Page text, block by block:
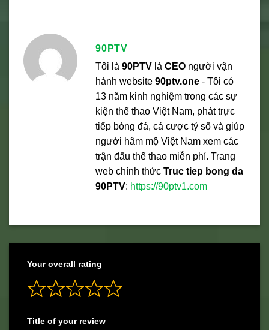
90PTV
Tôi là 90PTV là CEO người vận
hành website 90ptv.one - Tôi có
13 năm kinh nghiệm trong các sự
kiện thể thao Việt Nam, phát trực
tiếp bóng đá, cá cược tỷ số và giúp
người hâm mộ Việt Nam xem các
trận đấu thể thao miễn phí. Trang
web chính thức Truc tiep bong da
90PTV: https://90ptv1.com
Your overall rating
Title of your review